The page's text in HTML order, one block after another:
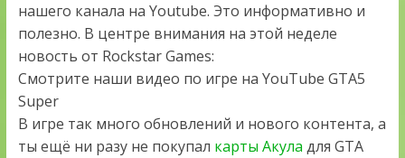
нашего канала на Youtube. Это информативно и
полезно. В центре внимания на этой неделе
новость от Rockstar Games:
Смотрите наши видео по игре на YouTube GTA5
Super
В игре так много обновлений и нового контента, а
ты ещё ни разу не покупал карты Акула для GTA